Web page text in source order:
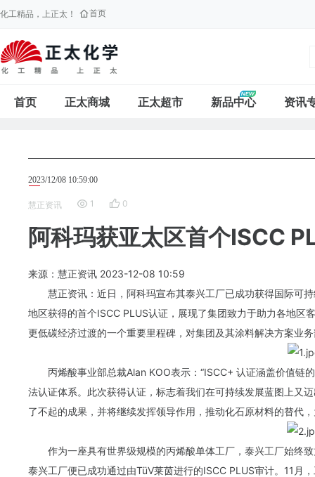
化工精品，上正太！ 首页
首页 正太商城 正太超市 新品中心 资讯
2023/12/08 10:59:00
慧正资讯 1 0
阿科玛获亚太区首个ISCC
来源：慧正资讯 2023-12-08 10:59
慧正资讯：近日， 阿科玛宣布其泰兴工厂已成功获得国际可
地区获得的首个ISCC PLUS认证，展现了集团致力于助力各地区
更低碳经济过渡的一个重要里程碑，对集团及其涂料解决方案业
丙烯酸事业部总裁Alan KOO表示：“ISCC+ 认证涵盖价值链
法认证体系。此次获得认证，标志着我们在可持续发展蓝图上又
了不起的成果，并将继续发挥领导作用，推动化石原材料的替代
作为一座具有世界级规模的丙烯酸单体工厂，泰兴工厂始终
泰兴工厂便已成功通过由TüV莱茵进行的ISCC PLUS审计。11月